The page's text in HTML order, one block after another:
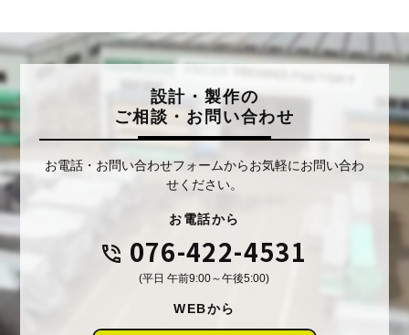
設計・製作の
ご相談・お問い合わせ
お電話・お問い合わせフォームからお気軽にお問い合わ
せください。
お電話から
076-422-4531
(平日 午前9:00～午後5:00)
WEBから